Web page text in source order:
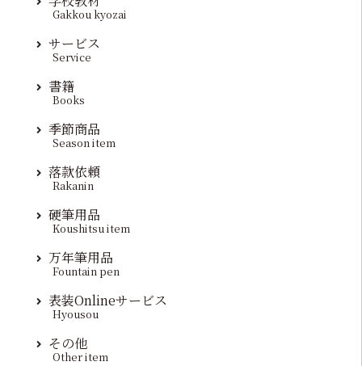
Gakkou kyozai
サービス
Service
書籍
Books
季節商品
Season item
落款依頼
Rakanin
硬筆用品
Koushitsu item
万年筆用品
Fountain pen
表装Onlineサービス
Hyousou
その他
Other item